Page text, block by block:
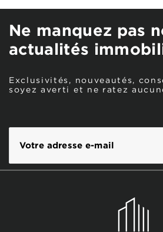
Ne manquez pas
actualités
Exclusivités, nouveautés,
soyez averti et ne ratez